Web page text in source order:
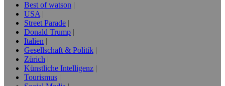
Best of watson
USA
Street Parade
Donald Trump
Italien
Gesellschaft & Politik
Zürich
Künstliche Intelligenz
Tourismus